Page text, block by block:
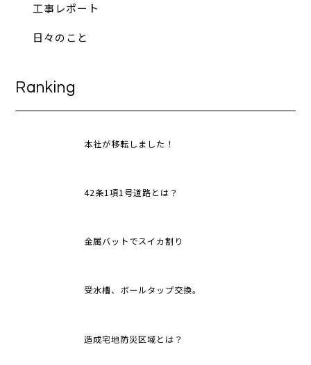
工事レポート
日々のこと
Ranking
本社が移転しました！
42条1項1号道路とは？
金属バットでスイカ割り
受水槽、ボールタップ交換。
造成宅地防災区域とは？